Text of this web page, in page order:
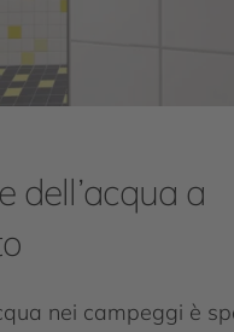
dell’acqua a
nei campeggi è